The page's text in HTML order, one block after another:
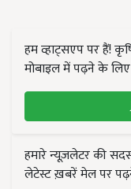
हम व्हाट्सएप पर हैं!
मोबाइल में पढ़ने के
हमारे न्यूज़लेटर की
लेटेस्ट ख़बरें मेल पर